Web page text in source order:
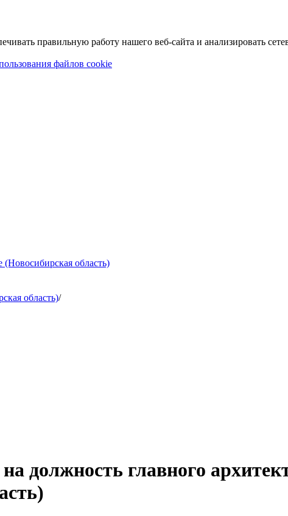
правильную работу нашего веб-сайта и анализировать
файлов cookie
область)
область)/
должность главного